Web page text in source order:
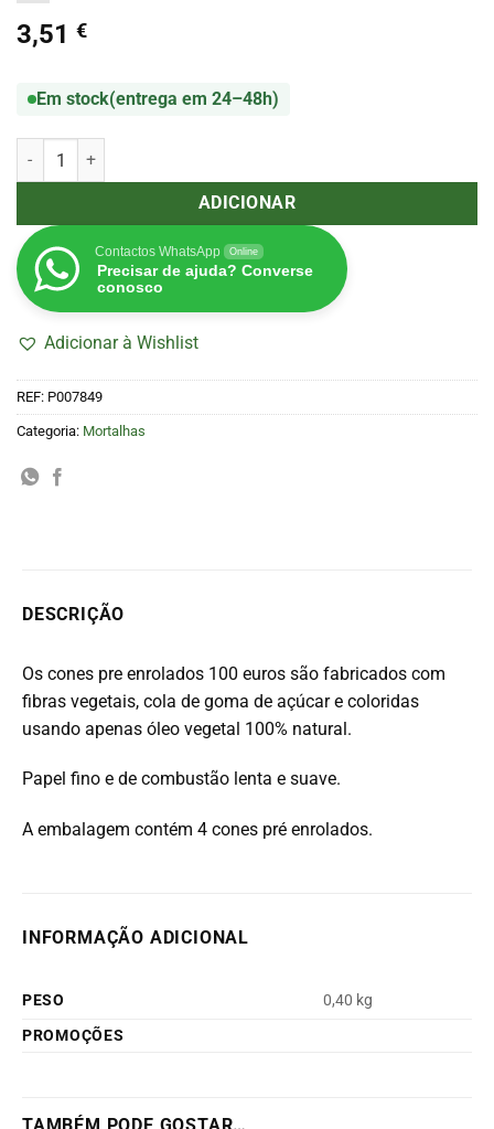
3,51 €
Em stock(entrega em 24–48h)
Quantidade de Cones Pré-Enrolados Nota 100€ (4u.)
ADICIONAR
Contactos WhatsApp Online
Precisar de ajuda? Converse
conosco
Adicionar à Wishlist
REF: P007849
Categoria: Mortalhas
DESCRIÇÃO
Os cones pre enrolados 100 euros são fabricados com
fibras vegetais, cola de goma de açúcar e coloridas
usando apenas óleo vegetal 100% natural.
Papel fino e de combustão lenta e suave.
A embalagem contém 4 cones pré enrolados.
INFORMAÇÃO ADICIONAL
PESO
0,40 kg
PROMOÇÕES